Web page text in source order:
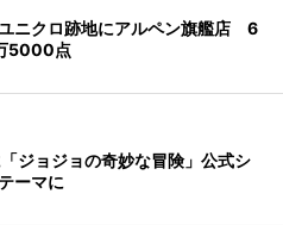
ニクロ跡地にアルペン旗艦店 6
5000点
ジョジョの奇妙な冒険」公式シ
ーマに